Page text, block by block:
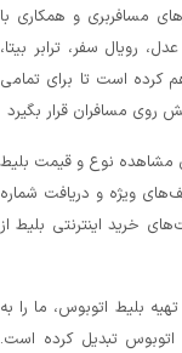
مسافربری و همکاری با
رویال سفر، ترابر بیتا،
کرده است تا برای تمامی
مسافران قرار بگیرد
مشاهده نوع و قیمت بلیط
ویژه و دریافت شماره‌
خرید اینترنتی بلیط از
۲۴ ساعته و سادگی تهیه بلیط اتوبوس، ما را به
اتوبوس تبدیل کرده است.